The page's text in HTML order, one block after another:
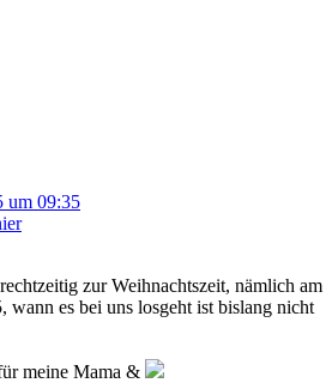
um 09:35
zur Weihnachtszeit, nämlich am
wann es bei uns losgeht ist bislang nicht
meine Mama &